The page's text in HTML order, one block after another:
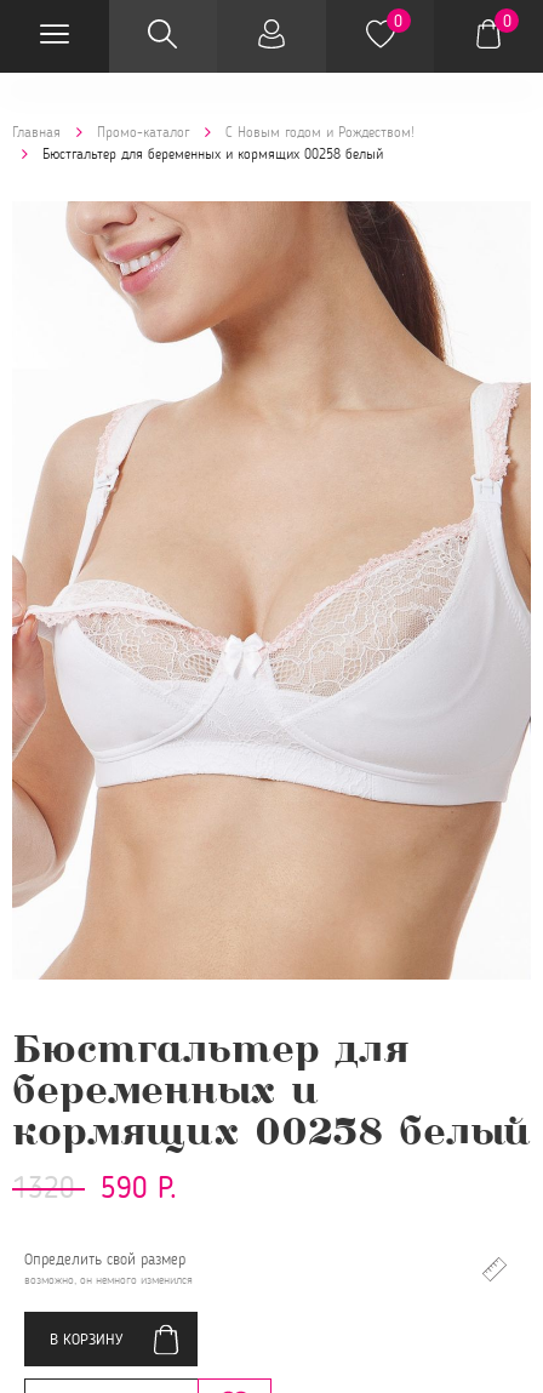
0 0
Главная Промо-каталог
С Новым годом и Рождеством!
Бюстгальтер для беременных и кормящих 00258 белый
Бюстгальтер для
беременных и
кормящих 00258 белый
1320 590 Р.
Определить свой размер
возможно, он немного изменился
В КОРЗИНУ